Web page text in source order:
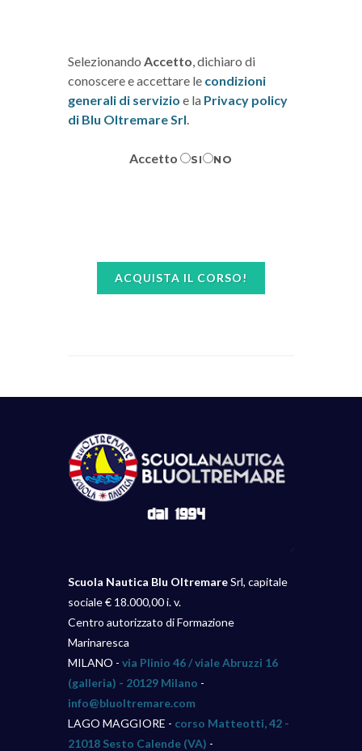
Selezionando Accetto, dichiaro di
conoscere e accettare le condizioni
generali di servizio e la Privacy policy
di Blu Oltremare Srl.
Accetto SI NO
Scuola Nautica Blu OltremareSrl, capitale
sociale € 18.000,00 i. v.
Centro autorizzato di Formazione
Marinaresca
MILANO - via Plinio 46 / viale Abruzzi 16
(galleria) - 20129 Milano -
info@bluoltremare.com
LAGO MAGGIORE - corso Matteotti, 42 -
21018 Sesto Calende (VA) -